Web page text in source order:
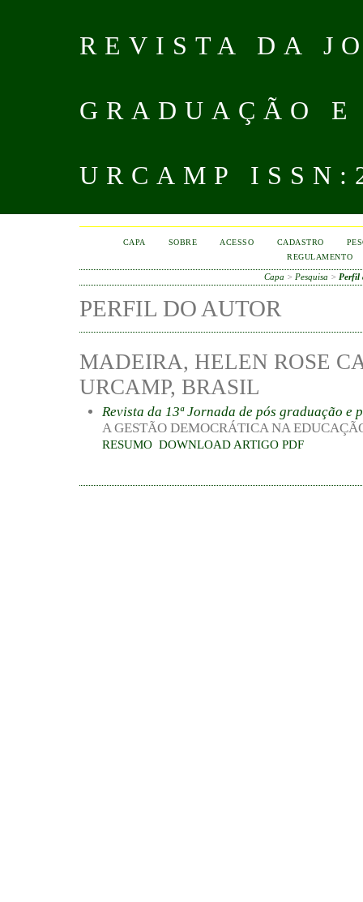
REVISTA DA
GRADUAÇÃO
URCAMP
CAPA SOBRE ACESSO CADASTRO
REGULAMENTO
Capa > Pesquisa > Perfil
PERFIL DO AUTOR
MADEIRA, HELEN ROSE
URCAMP, BRASIL
Revista da 13ª Jornada de pós graduação e
A GESTÃO DEMOCRÁTICA NA
RESUMO DOWNLOAD ARTIGO PDF